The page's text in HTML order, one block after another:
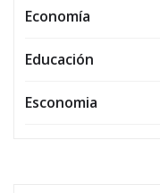
Economía
Educación
Esconomia